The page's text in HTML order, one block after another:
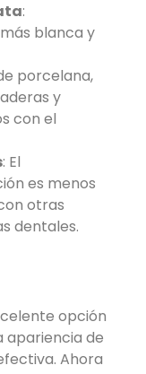
:
blanca y
porcelana,
y
con el
: El
es menos
otras
dentales.
opción
apariencia de
Ahora